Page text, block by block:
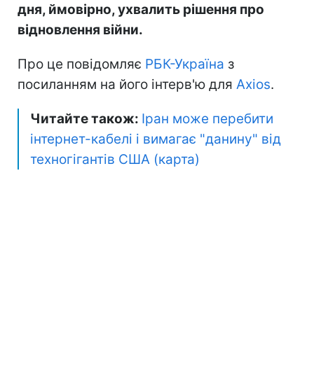
дня, ймовірно, ухвалить рішення про
відновлення війни.
Про це повідомляє РБК-Україна з
посиланням на його інтерв'ю для Axios.
Читайте також: Іран може перебити
інтернет-кабелі і вимагає "данину" від
техногігантів США (карта)